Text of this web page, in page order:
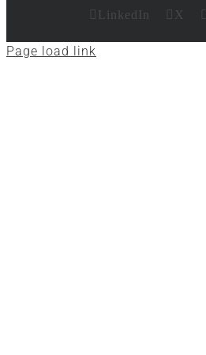
LinkedIn X
Page load link